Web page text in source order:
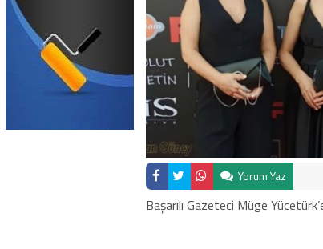
Yorum Yaz
Başarılı Gazeteci Müge